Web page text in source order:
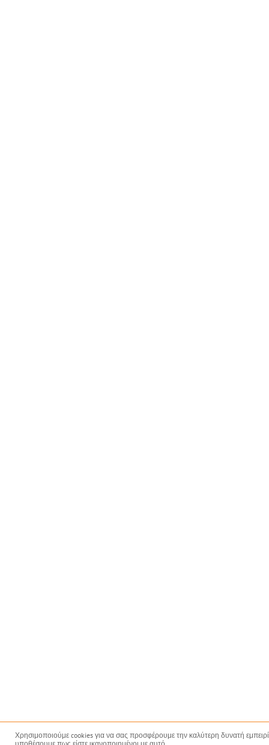
Χρησιμοποιούμε cookies για να σας προσφέρουμε την καλύτερη δυνατή